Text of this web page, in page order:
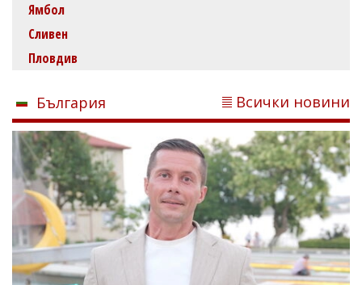
Ямбол
Сливен
Пловдив
България Всички новини